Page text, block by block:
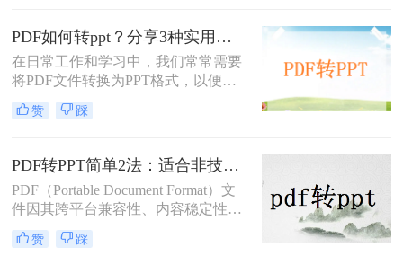
转ppt”这个问题，说到底要看你的
PDF是纯文字扫描件、带复杂表格的
课件，还是带大量图片的教案——不
同情况方法完全不同。下面我按实际
使用场景，把试过好用的几个方法整
理出来，不吹不黑，优缺点都说明
PDF如何转ppt？分享3种实用的压缩方法！
在日常工作和学习中，我们常常需要
将PDF文件转换为PPT格式，以便进
行演示或进一步编辑。PDF文件以其
固定格式和跨平台的优势而广受欢
辑功能和动态展示效果。那么PDF如
何转PPT呢？本文将介绍三种将PDF
转换为PPT的方法，帮助您轻松完成
这一任务。
赞 踩
PDF转PPT简单2法：适合非技术用户的快速操作流程！
PDF（Portable Document Format）文
件因其跨平台兼容性、内容稳定性和
不易被篡改的特性，在文档分享、存
档和打印中得到了广泛应用。然而，
赞 踩